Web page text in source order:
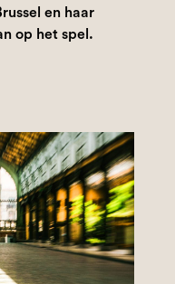
en haar
op het spel.